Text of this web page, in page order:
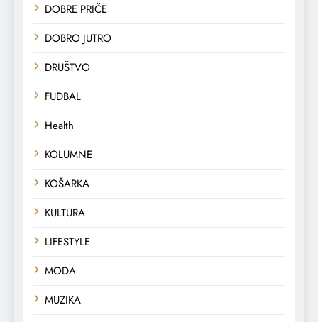
DOBRE PRIČE
DOBRO JUTRO
DRUŠTVO
FUDBAL
Health
KOLUMNE
KOŠARKA
KULTURA
LIFESTYLE
MODA
MUZIKA